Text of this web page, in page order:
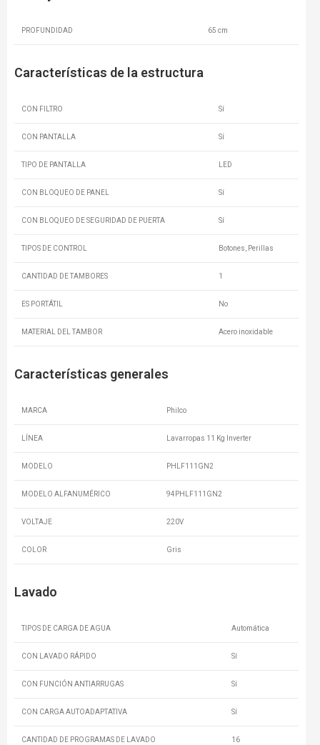
PROFUNDIDAD 65 cm
Características de la estructura
CON FILTRO Sí
CON PANTALLA Sí
TIPO DE PANTALLA LED
CON BLOQUEO DE PANEL Sí
CON BLOQUEO DE SEGURIDAD DE PUERTA Sí
TIPOS DE CONTROL Botones, Perillas
CANTIDAD DE TAMBORES 1
ES PORTÁTIL No
MATERIAL DEL TAMBOR Acero inoxidable
Características generales
MARCA Philco
LÍNEA Lavarropas 11 Kg Inverter
MODELO PHLF111GN2
MODELO ALFANUMÉRICO 94PHLF111GN2
VOLTAJE 220V
COLOR Gris
Lavado
TIPOS DE CARGA DE AGUA Automática
CON LAVADO RÁPIDO Sí
CON FUNCIÓN ANTIARRUGAS Sí
CON CARGA AUTOADAPTATIVA Sí
CANTIDAD DE PROGRAMAS DE LAVADO 16